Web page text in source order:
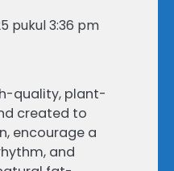
pukul 3:36 pm
quality, plant-
created to
encourage a
and